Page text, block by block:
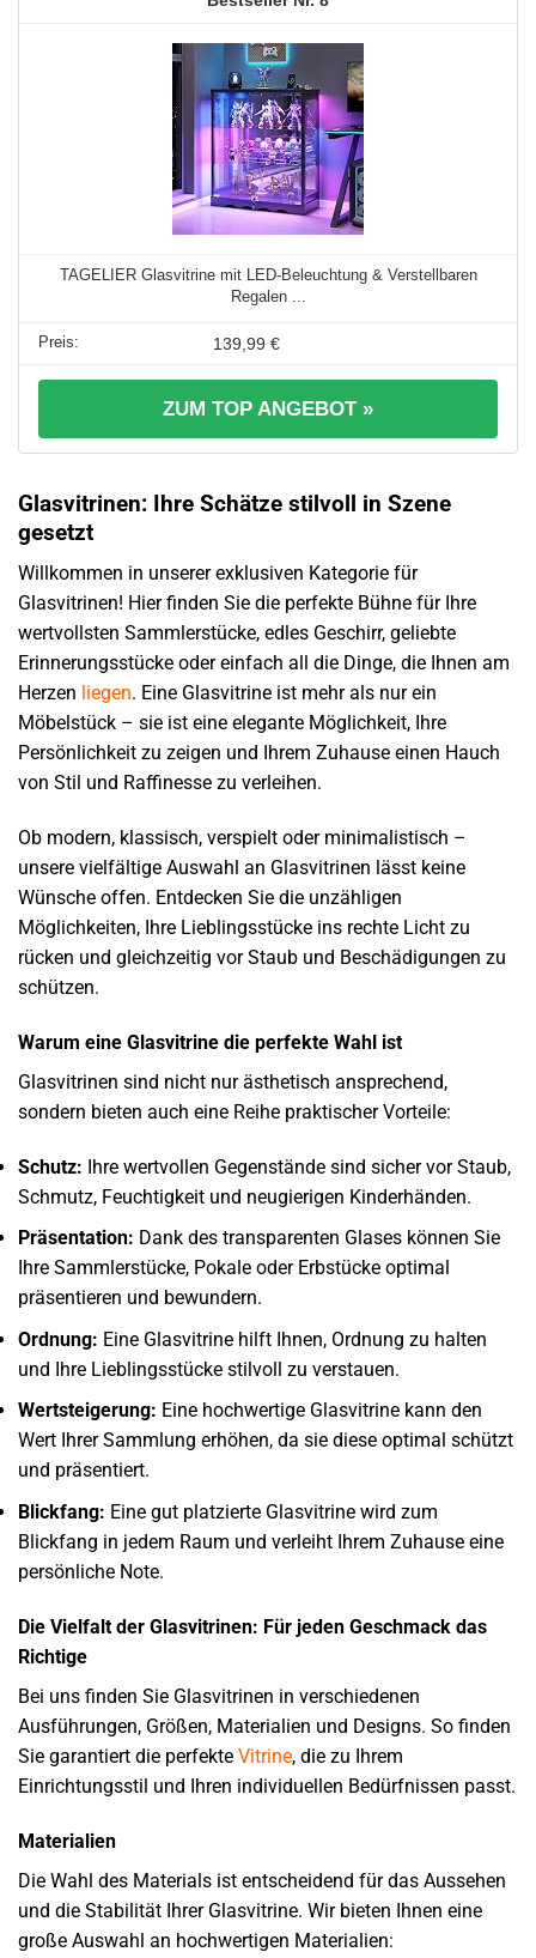
TAGELIER Glasvitrine mit LED-Beleuchtung & Verstellbaren
Regalen ...
139,99 €
ZUM TOP ANGEBOT »
Glasvitrinen: Ihre Schätze stilvoll in Szene
gesetzt
Willkommen in unserer exklusiven Kategorie für
Glasvitrinen! Hier finden Sie die perfekte Bühne für Ihre
wertvollsten Sammlerstücke, edles Geschirr, geliebte
Erinnerungsstücke oder einfach all die Dinge, die Ihnen am
Herzen liegen. Eine Glasvitrine ist mehr als nur ein
Möbelstück – sie ist eine elegante Möglichkeit, Ihre
Persönlichkeit zu zeigen und Ihrem Zuhause einen Hauch
von Stil und Raffinesse zu verleihen.
Ob modern, klassisch, verspielt oder minimalistisch –
unsere vielfältige Auswahl an Glasvitrinen lässt keine
Wünsche offen. Entdecken Sie die unzähligen
Möglichkeiten, Ihre Lieblingsstücke ins rechte Licht zu
rücken und gleichzeitig vor Staub und Beschädigungen zu
schützen.
Warum eine Glasvitrine die perfekte Wahl ist
Glasvitrinen sind nicht nur ästhetisch ansprechend,
sondern bieten auch eine Reihe praktischer Vorteile:
Schutz: Ihre wertvollen Gegenstände sind sicher vor Staub,
Schmutz, Feuchtigkeit und neugierigen Kinderhänden.
Präsentation: Dank des transparenten Glases können Sie
Ihre Sammlerstücke, Pokale oder Erbstücke optimal
präsentieren und bewundern.
Ordnung: Eine Glasvitrine hilft Ihnen, Ordnung zu halten
und Ihre Lieblingsstücke stilvoll zu verstauen.
Wertsteigerung: Eine hochwertige Glasvitrine kann den
Wert Ihrer Sammlung erhöhen, da sie diese optimal schützt
und präsentiert.
Blickfang: Eine gut platzierte Glasvitrine wird zum
Blickfang in jedem Raum und verleiht Ihrem Zuhause eine
persönliche Note.
Die Vielfalt der Glasvitrinen: Für jeden Geschmack das
Richtige
Bei uns finden Sie Glasvitrinen in verschiedenen
Ausführungen, Größen, Materialien und Designs. So finden
Sie garantiert die perfekte Vitrine, die zu Ihrem
Einrichtungsstil und Ihren individuellen Bedürfnissen passt.
Materialien
Die Wahl des Materials ist entscheidend für das Aussehen
und die Stabilität Ihrer Glasvitrine. Wir bieten Ihnen eine
große Auswahl an hochwertigen Materialien: